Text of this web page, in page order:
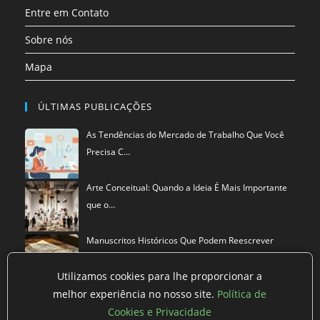
Entre em Contato
Sobre nós
Mapa
ÚLTIMAS PUBLICAÇÕES
As Tendências do Mercado de Trabalho Que Você
Precisa C…
Arte Conceitual: Quando a Ideia É Mais Importante
que o…
Manuscritos Históricos Que Podem Reescrever
Utilizamos cookies para lhe proporcionar a
melhor experiência no nosso site. Política de
Cookies e Privacidade